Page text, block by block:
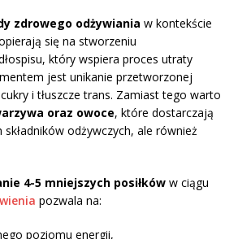
zdrowego odżywiania w kontekście
się na stworzeniu
który wspiera proces utraty
jest unikanie przetworzonej
i tłuszcze trans. Zamiast tego warto
oraz owoce, które dostarczają
odżywczych, ale również
4-5 mniejszych posiłków w ciągu
pozwala na:
poziomu energii,